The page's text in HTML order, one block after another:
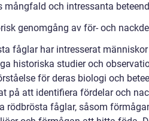
mångfald och intressanta
genomgång av för- och
fåglar har intresserat
historiska studier och
för deras biologi och
på att identifiera fördelar och
rödbrösta fåglar, såsom